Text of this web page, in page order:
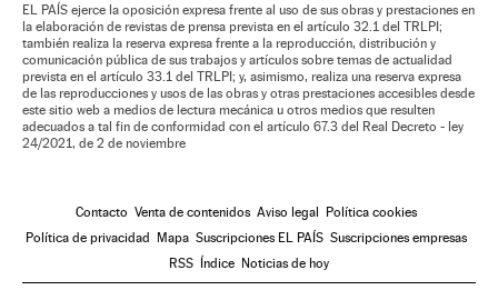
EL PAÍS ejerce la oposición expresa frente al uso de sus obras y prestaciones en
la elaboración de revistas de prensa prevista en el artículo 32.1 del TRLPI;
también realiza la reserva expresa frente a la reproducción, distribución y
comunicación pública de sus trabajos y artículos sobre temas de actualidad
prevista en el artículo 33.1 del TRLPI; y, asimismo, realiza una reserva expresa
de las reproducciones y usos de las obras y otras prestaciones accesibles desde
este sitio web a medios de lectura mecánica u otros medios que resulten
adecuados a tal fin de conformidad con el artículo 67.3 del Real Decreto - ley
24/2021, de 2 de noviembre
Contacto Venta de contenidos Aviso legal Política cookies
Política de privacidad Mapa Suscripciones EL PAÍS Suscripciones empresas
RSS Índice Noticias de hoy